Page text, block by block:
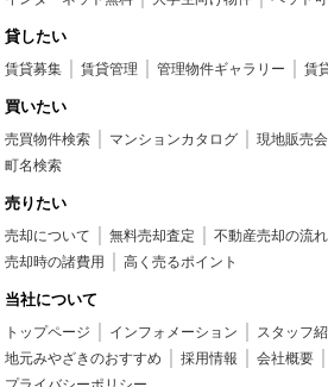
貸したい
賃貸募集 賃貸管理 管理物件ギャラリー 賃
買いたい
売買物件検索 マンションカタログ 現地販売会
町名検索
売りたい
売却について 無料売却査定 不動産売却の流れ
売却時の諸費用
高く売るポイント
当社について
トップページ インフォメーション
スタッフ
地元みやざきのおすすめ
採用情報 会社概要